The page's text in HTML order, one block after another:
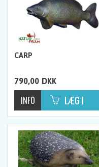
CARP
790,00 DKK